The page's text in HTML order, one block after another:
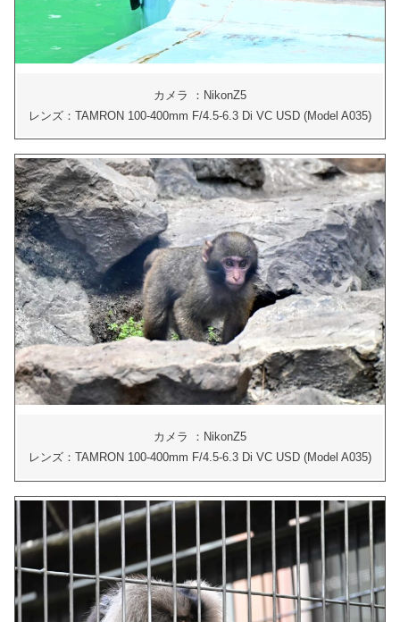
カメラ ：NikonZ5
レンズ：TAMRON 100-400mm F/4.5-6.3 Di VC USD (Model A035)
カメラ ：NikonZ5
レンズ：TAMRON 100-400mm F/4.5-6.3 Di VC USD (Model A035)